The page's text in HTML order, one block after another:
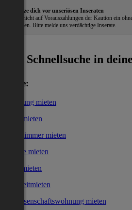
Schütze dich vor unseriösen Inseraten
Gehe nicht auf Vorauszahlungen der Kaution ein
zu haben. Bitte melde uns verdächtige Inserate.
Schnellsuche in
Miete:
Wohnung mieten
Haus mieten
WG-Zimmer mieten
Garage mieten
Büro mieten
Kurzzeitmieten
Genossenschaftswohnung mieten